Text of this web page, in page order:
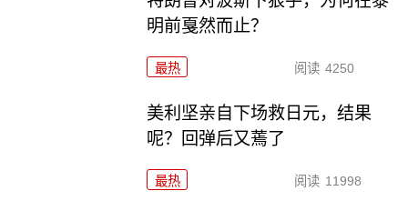
明前戛然而止？
最热 阅读 4250
美利坚亲自下场救日元，结果
呢？回弹后又蔫了
最热 阅读 11998